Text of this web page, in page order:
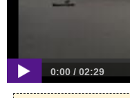
0:00 / 02:29